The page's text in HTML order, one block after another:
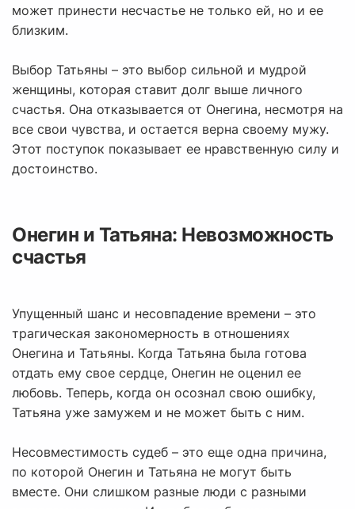
может принести несчастье не только ей, но и ее
близким.
Выбор Татьяны – это выбор сильной и мудрой
женщины, которая ставит долг выше личного
счастья. Она отказывается от Онегина, несмотря на
все свои чувства, и остается верна своему мужу.
Этот поступок показывает ее нравственную силу и
достоинство.
Онегин и Татьяна: Невозможность
счастья
Упущенный шанс и несовпадение времени – это
трагическая закономерность в отношениях
Онегина и Татьяны. Когда Татьяна была готова
отдать ему свое сердце, Онегин не оценил ее
любовь. Теперь, когда он осознал свою ошибку,
Татьяна уже замужем и не может быть с ним.
Несовместимость судеб – это еще одна причина,
по которой Онегин и Татьяна не могут быть
вместе. Они слишком разные люди с разными